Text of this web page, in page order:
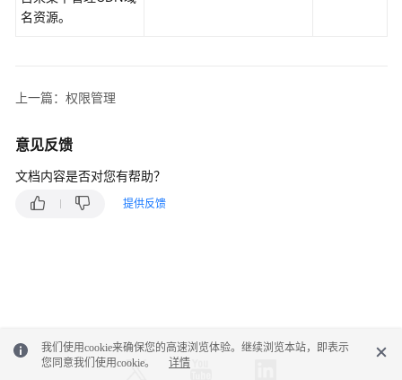
品
应
场
产
指
标
名资源。
上一篇：权限管理
意见反馈
文档内容是否对您有帮助？
提供反馈
我们使用cookie来确保您的高速浏览体验。继续浏览本站，即表示
您同意我们使用cookie。
详情